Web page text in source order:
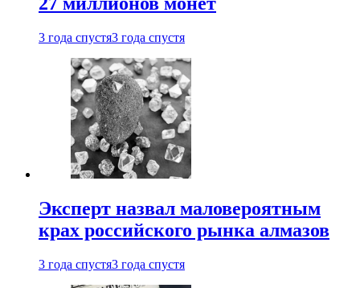
3 года спустя3 года спустя
Эксперт назвал маловероятным
крах российского рынка алмазов
3 года спустя3 года спустя